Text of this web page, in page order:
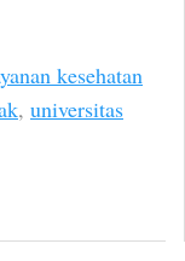
kesehatan
, universitas